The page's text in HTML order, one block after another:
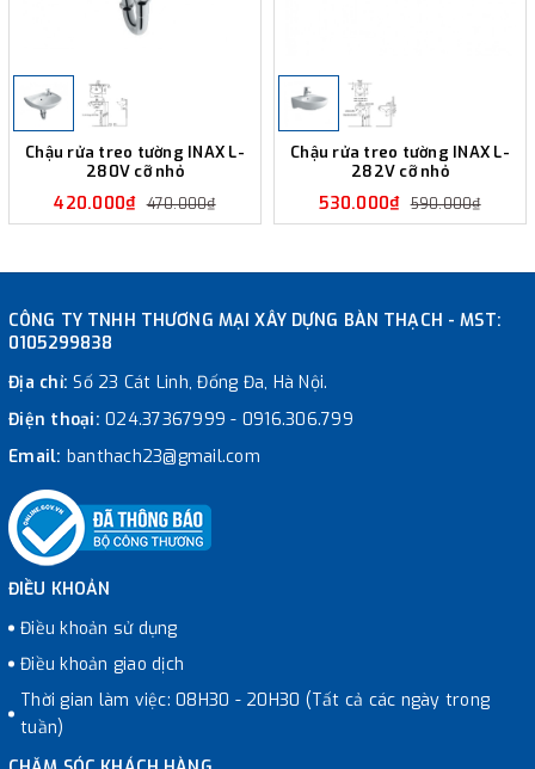
Chậu rửa treo tường INAX L-
280V cỡ nhỏ
420.000₫ 470.000₫
Chậu rửa treo tường INAX L-
282V cỡ nhỏ
530.000₫ 590.000₫
CÔNG TY TNHH THƯƠNG MẠI XÂY DỰNG BÀN THẠCH - MST:
0105299838
Địa chỉ:Số 23 Cát Linh, Đống Đa, Hà Nội.
Điện thoại: 024.37367999 - 0916.306.799
Email: banthach23@gmail.com
ĐIỀU KHOẢN
Điều khoản sử dụng
Điều khoản giao dịch
Thời gian làm việc: 08H30 - 20H30 (Tất cả các ngày trong
tuần)